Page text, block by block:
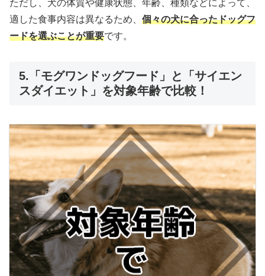
ただし、犬の体質や健康状態、年齢、種類などによって、
適した食事内容は異なるため、 個々の犬に合ったドッグフ
ードを選ぶことが重要です。
5.「モグワンドッグフード」と「サイエン
スダイエット」を対象年齢で比較！